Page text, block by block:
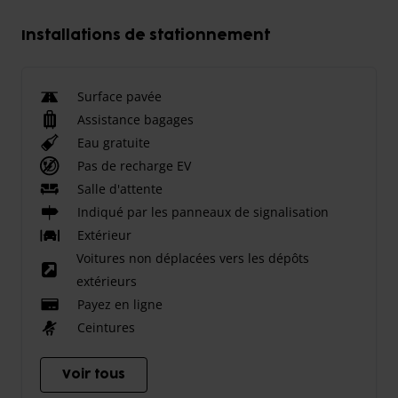
Installations de stationnement
Surface pavée
Assistance bagages
Eau gratuite
Pas de recharge EV
Salle d'attente
Indiqué par les panneaux de signalisation
Extérieur
Voitures non déplacées vers les dépôts
extérieurs
Payez en ligne
Ceintures
Voir tous